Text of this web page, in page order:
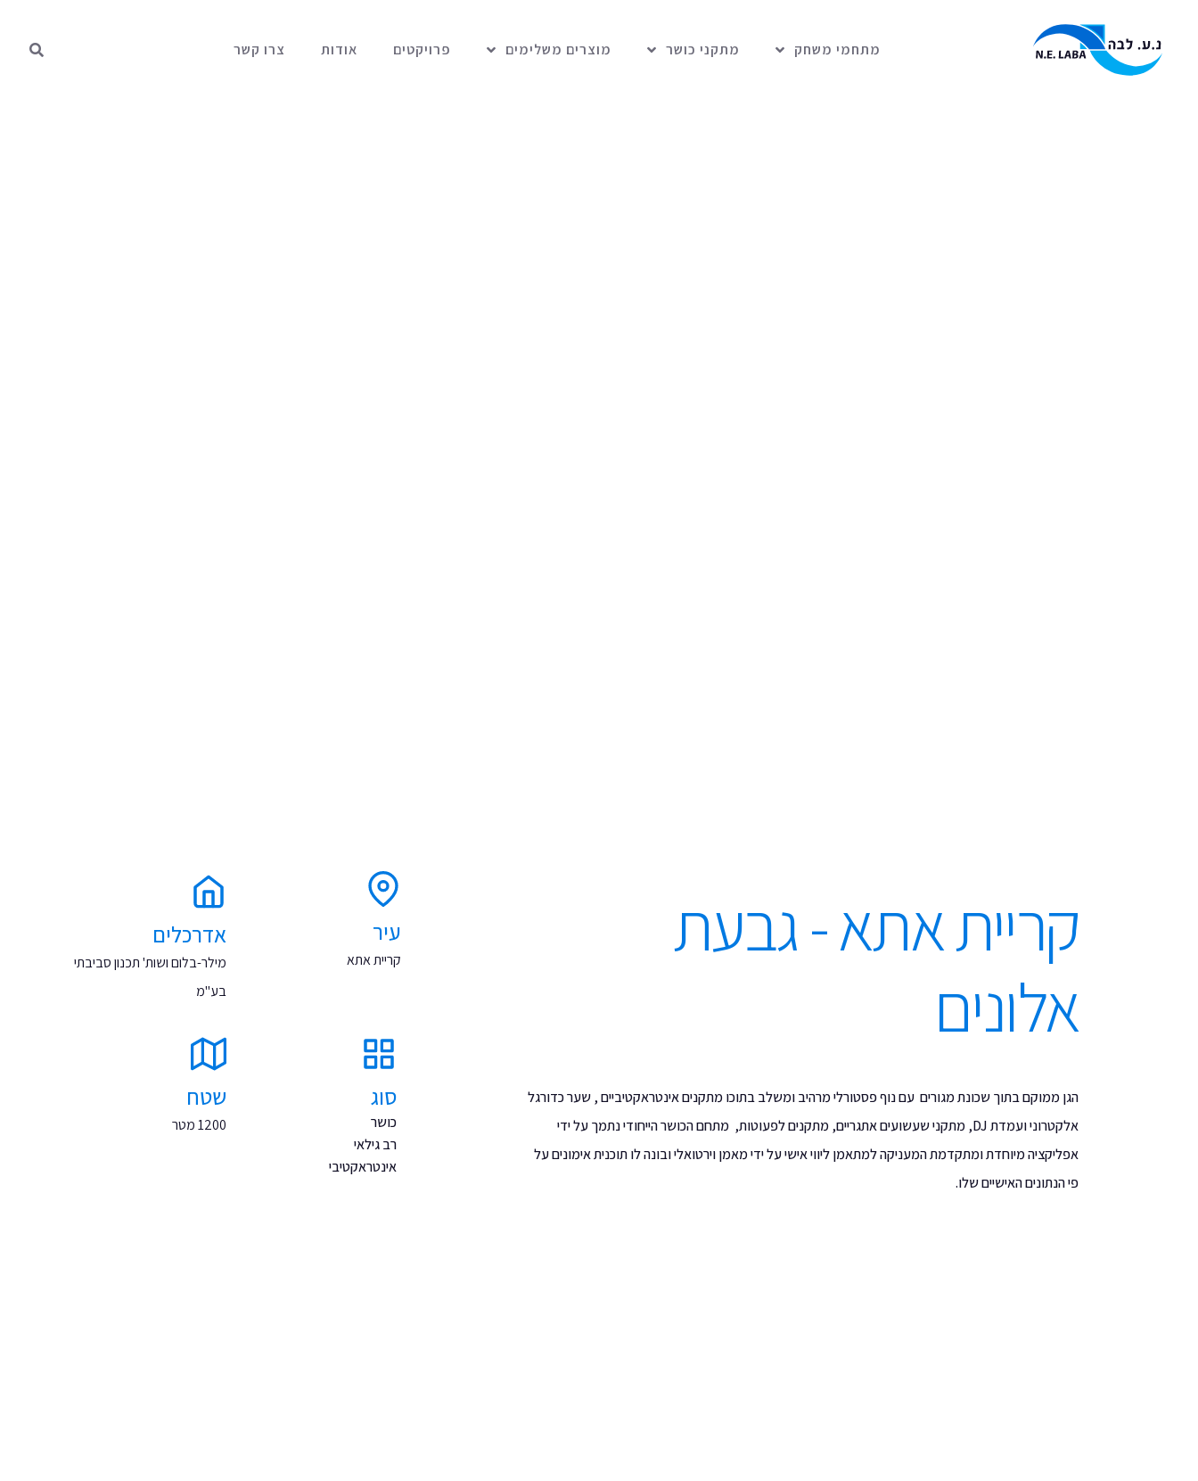
מתחמי משחק מתקני כושר מוצרים משלימים פרויקטים אודות צרו קשר
קריית אתא - גבעת
אלונים
הגן ממוקם בתוך שכונת מגורים עם נוף פסטורלי מרהיב ומשלב בתוכו מתקנים אינטראקטיביים , שער כדורגל
אלקטרוני ועמדת DJ, מתקני שעשועים אתגריים, מתקנים לפעוטות, מתחם הכושר הייחודי נתמך על ידי
אפליקציה מיוחדת ומתקדמת המעניקה למתאמן ליווי אישי על ידי מאמן וירטואלי ובונה לו תוכנית אימונים על
פי הנתונים האישיים שלו.
עיר
קריית אתא
אדרכלים
מילר-בלום ושות' תכנון סביבתי
בע''מ
סוג
כושר
רב גילאי
אינטראקטיבי
שטח
1200 מטר